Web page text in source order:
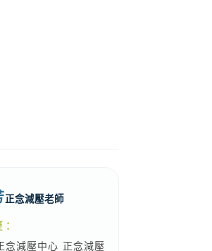
正念減壓老師
念減壓中心 正念減壓